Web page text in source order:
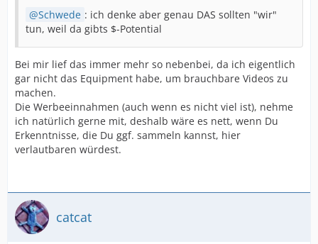
Schwede : ich denke aber genau DAS sollten "wir"
tun, weil da gibts $-Potential
Bei mir lief das immer mehr so nebenbei, da ich eigentlich
gar nicht das Equipment habe, um brauchbare Videos zu
machen.
Die Werbeeinnahmen (auch wenn es nicht viel ist), nehme
ich natürlich gerne mit, deshalb wäre es nett, wenn Du
Erkenntnisse, die Du ggf. sammeln kannst, hier
verlautbaren würdest.
catcat